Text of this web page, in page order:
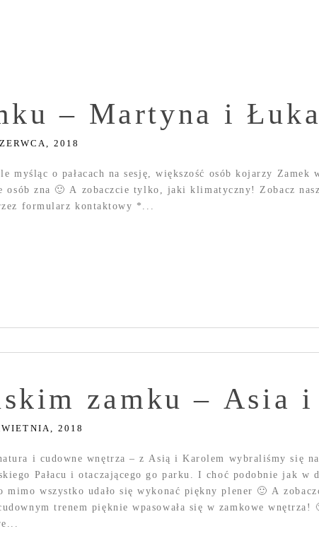
– Martyna i
2018
o pałacach na sesję, większość osób kojarzy Zamek
zna 🙂 A zobaczcie tylko, jaki klimatyczny! Zobacz
formularz kontaktowy *...
zamku – Asia
2018
i cudowne wnętrza – z Asią i Karolem wybraliśmy się
Pałacu i otaczającego go parku. I choć podobnie jak w
mimo wszystko udało się wykonać piękny plener 🙂 A
trenem pięknie wpasowała się w zamkowe wnętrza!